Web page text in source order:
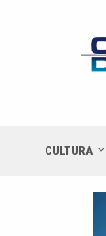
CULTURA